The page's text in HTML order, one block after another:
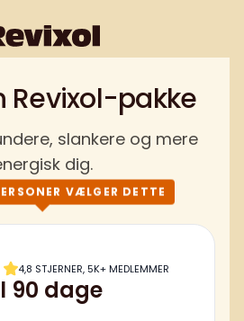
pakke
slankere og mere
dig.
VÆLGER DETTE
4,8 STJERNER, 5K+ MEDLEMMER
90 dage